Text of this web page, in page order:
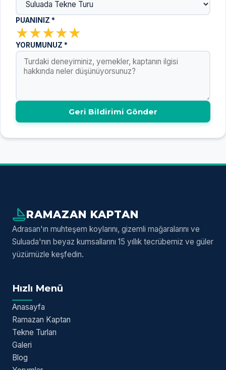
PUANINIZ *
★★★★★
YORUMUNUZ *
Geri Bildirimi Gönder
RAMAZAN KAPTAN
Adrasan'ın muhteşem koylarını, gizemli mağaralarını ve
Suluada'nın beyaz kumsallarını 15 yıllık tecrübemiz ve güler
yüzümüzle keşfedin.
Hızlı Menü
Anasayfa
Ramazan Kaptan
Tekne Turları
Galeri
Blog